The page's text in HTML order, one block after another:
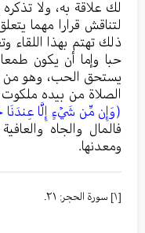
لك علاقة به، ولا
لتناقش قرارا مهما
ذلك تهتم بهذا اللقاء
حبا وإما أن يكون
يستحق الحب، وهو من
الصلاة من بيده
(وَإِن مِّن شَيۡءٍ إِلَّا عِندَنَا
فالمال والجاه
ومعدنها.
[١] سورة الحجر: ٢١.